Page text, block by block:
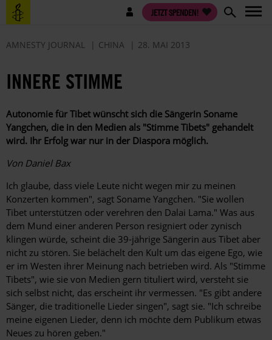
Direkt
zum
Benutzermenü JETZT SPENDEN!
AMNESTY JOURNAL CHINA 28. MAI 2013
INNERE STIMME
Autonomie für Tibet wünscht sich die Sängerin ­Soname
Yangchen, die in den Medien als "Stimme ­Tibets" gehandelt
wird. Ihr Erfolg war nur in der ­Diaspora möglich.
Von Daniel Bax
Ich glaube, dass viele Leute nicht wegen mir zu meinen
Konzerten kommen", sagt Soname Yangchen. "Sie wollen
Tibet unterstützen oder verehren den Dalai Lama." Was aus
dem Mund einer anderen Person resigniert oder zynisch
klingen würde, scheint die 39-jährige Sängerin aus Tibet aber
nicht zu stören. Sie belächelt den Kult um das eigene Ego, wie
er im Westen ihrer Meinung nach betrieben wird. Als "Stimme
Tibets", wie sie von Medien gern tituliert wird, versteht sie
sich selbst nicht, das erscheint ihr vermessen. "Es gibt andere
Sänger, die traditionelle Lieder singen", sagt sie. "Ich schreibe
meine eigenen Lieder, denn ich möchte dem Publikum etwas
Neues zu hören geben."